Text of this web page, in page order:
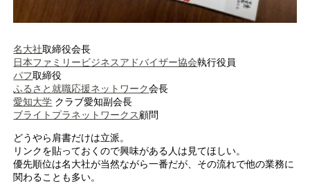
名大社取締役会長
日本ファミリービジネスアドバイザー協会執行役員
パフ取締役
ふるさと就職応援ネットワーク会長
愛知大学 クラブ愛知副会長
ブライトプラネットワークス顧問
どうやら肩書だけは立派。
リンクを貼っておくので興味がある人は見てほしい。
優先順位は名大社が当然ながら一番だが、その流れで他の業務に
関わることも多い。